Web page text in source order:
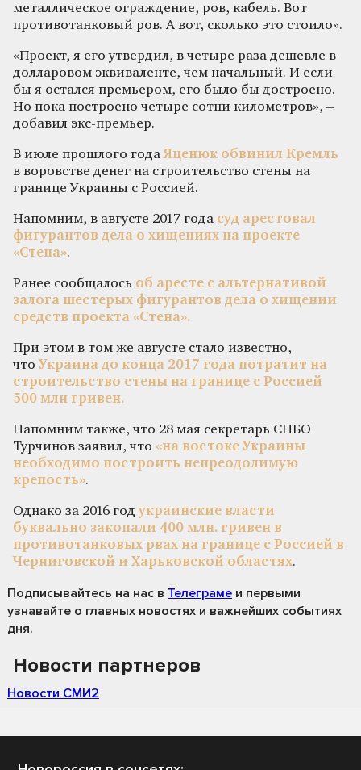
металлическое ограждение, ров, кабель. Вот
противотанковый ров. А вот, сколько это стоило».
«Проект, я его утвердил, в четыре раза дешевле в
долларовом эквиваленте, чем начальный. И если
бы я остался премьером, его было бы достроено.
Но пока построено четыре сотни километров», –
добавил экс-премьер.
В июле прошлого года Яценюк обвинил Кремль
в воровстве денег на строительство стены на
границе Украины с Россией.
Напомним, в августе 2017 года суд арестовал
фигурантов дела о хищениях на проекте
«Стена».
Ранее сообщалось об аресте с альтернативой
залога шестерых фигурантов дела о хищении
средств проекта «Стена».
При этом в том же августе стало известно,
что Украина до конца 2017 года потратит на
строительство стены на границе с Россией
500 млн гривен.
Напомним также, что 28 мая секретарь СНБО
Турчинов заявил, что «на востоке Украины
необходимо построить непреодолимую
крепость».
Однако за 2016 годукраинские власти
буквально закопали 400 млн. гривен в
противотанковых рвах на границе с Россией в
Черниговской и Харьковской областях.
Подписывайтесь на нас в Телеграме и первыми
узнавайте о главных новостях и важнейших событиях
дня.
Новости партнеров
Новости СМИ2